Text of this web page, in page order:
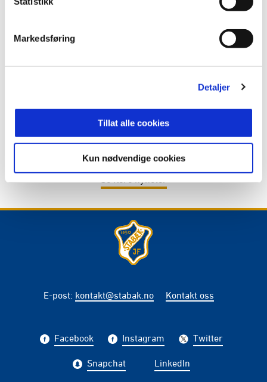
Markedsføring
Detaljer
Tillat alle cookies
Kun nødvendige cookies
DU HAR STEMT OG MATHEA VANT IGJEN!
E-post: kontakt@stabak.no Kontakt oss
Facebook Instagram Twitter
Snapchat LinkedIn